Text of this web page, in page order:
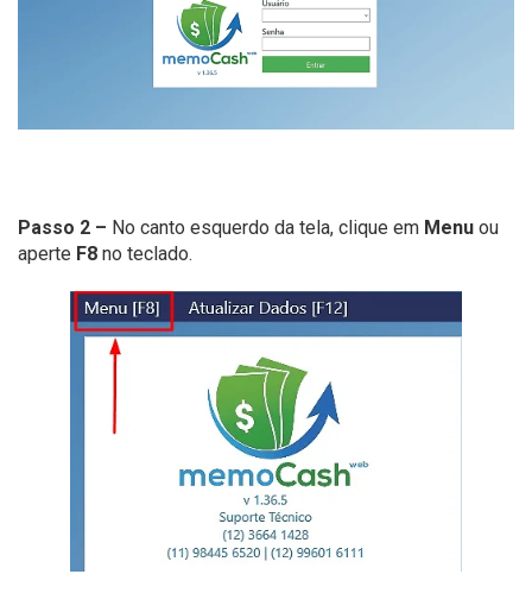
Passo 2 – No canto esquerdo da tela, clique em Menu ou
aperte F8 no teclado.